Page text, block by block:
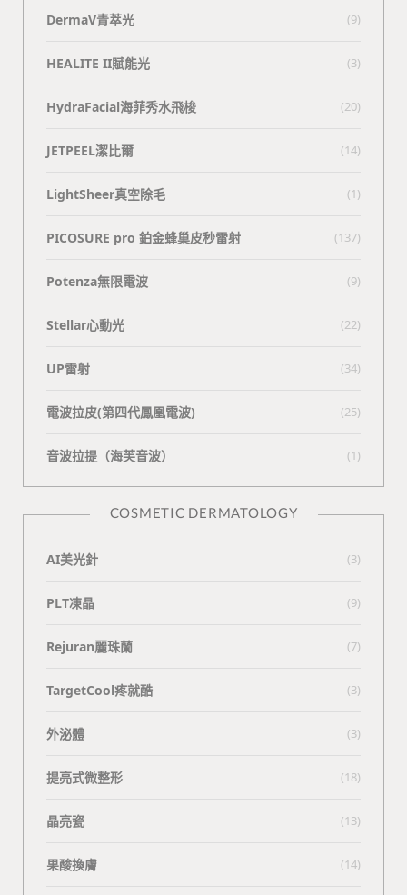
DermaV青萃光 (9)
HEALITE II賦能光 (3)
HydraFacial海菲秀水飛梭 (20)
JETPEEL潔比爾 (14)
LightSheer真空除毛 (1)
PICOSURE pro 鉑金蜂巢皮秒雷射 (137)
Potenza無限電波 (9)
Stellar心動光 (22)
UP雷射 (34)
電波拉皮(第四代鳳凰電波) (25)
⾳波拉提（海芙⾳波） (1)
COSMETIC DERMATOLOGY
AI美光針 (3)
PLT凍晶 (9)
Rejuran麗珠蘭 (7)
TargetCool疼就酷 (3)
外泌體 (3)
提亮式微整形 (18)
晶亮瓷 (13)
果酸換膚 (14)